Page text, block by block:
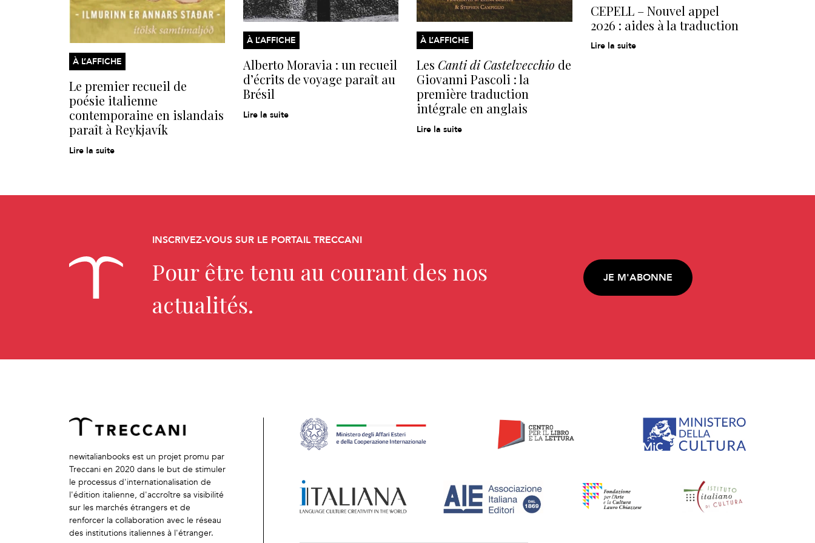
À L’AFFICHE
Le premier recueil de
poésie italienne
contemporaine en islandais
paraît à Reykjavík
Lire la suite
À L’AFFICHE
Alberto Moravia : un recueil
d’écrits de voyage paraît au
Brésil
Lire la suite
À L’AFFICHE
Les Canti di Castelvecchio de
Giovanni Pascoli : la
première traduction
intégrale en anglais
Lire la suite
CEPELL – Nouvel appel
2026 : aides à la traduction
Lire la suite
INSCRIVEZ-VOUS SUR LE PORTAIL TRECCANI
Pour être tenu au courant des nos
actualités.
JE M'ABONNE
newitalianbooks est un projet promu par
Treccani en 2020 dans le but de stimuler
le processus d'internationalisation de
l'édition italienne, d'accroître sa visibilité
sur les marchés étrangers et de
renforcer la collaboration avec le réseau
des institutions italiennes à l'étranger.